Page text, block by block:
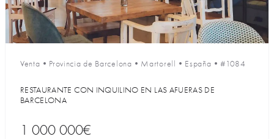
Venta • Provincia de Barcelona • Martorell • España •#1084
RESTAURANTE CON INQUILINO EN LAS AFUERAS DE
BARCELONA
1 000 000€